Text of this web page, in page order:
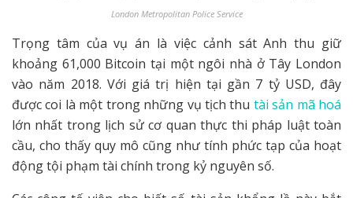
London Metropolitan Police Service
Trọng tâm của vụ án là việc cảnh sát Anh thu giữ
khoảng 61,000 Bitcoin tại một ngôi nhà ở Tây London
vào năm 2018. Với giá trị hiện tại gần 7 tỷ USD, đây
được coi là một trong những vụ tịch thu tài sản mã hoá
lớn nhất trong lịch sử cơ quan thực thi pháp luật toàn
cầu, cho thấy quy mô cũng như tính phức tạp của hoạt
động tội phạm tài chính trong kỷ nguyên số.